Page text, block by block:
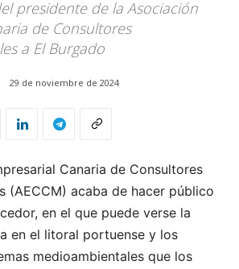
presidente de la Asociación
de Consultores
a El Burgado
29 de noviembre de 2024
Canaria de Consultores
(AECCM) acaba de hacer público
en el que puede verse la
en el litoral portuense y los
medioambientales que los